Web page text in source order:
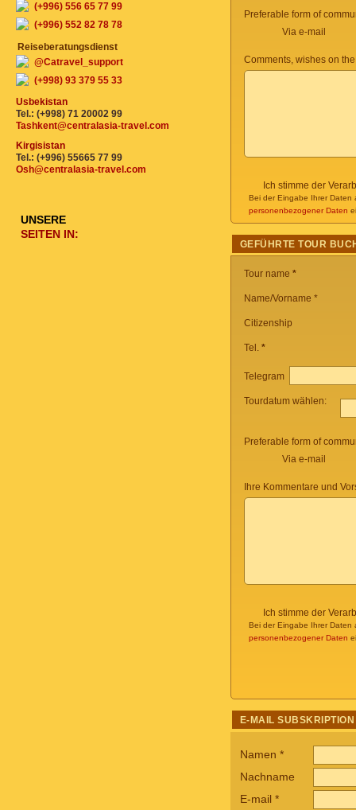
Preferable form of
Via e-mail
Comments, wishes on
Ich stimme der
Bei der Eingabe Ihrer Daten
personenbezogener Daten
GEFÜHRTE TOUR
Tour name *
Name/Vorname *
Citizenship
Tel. *
Telegram
Tourdatum wählen:
Preferable form of
Via e-mail
Ihre Kommentare und
Ich stimme der
Bei der Eingabe Ihrer Daten
personenbezogener Daten
E-MAIL SUBSKRIPTION
Namen *
Nachname
E-mail *
(+996) 556 65 77 99
(+996) 552 82 78 78
Reiseberatungsdienst
@Catravel_support
(+998) 93 379 55 33
Usbekistan
Tel.: (+998) 71 20002 99
Tashkent@centralasia-travel.com
Kirgisistan
Tel.: (+996) 55665 77 99
Osh@centralasia-travel.com
UNSERE
SEITEN IN: